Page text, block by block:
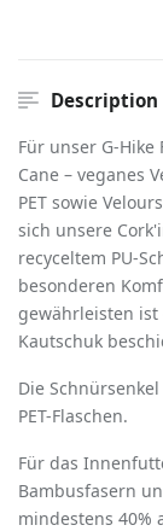
Description
Für unser G-Hike
Cane – veganes
PET sowie
sich unsere
recyceltem PU-
besonderen
gewährleisten ist
Kautschuk
Die
PET-Flaschen.
Für das
Bambusfasern
mindestens 40%